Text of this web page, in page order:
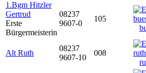
1.Bgm Hitzler
Gertrud
Erste
Bürgermeisterin
08237
9607-0
105
Alt Ruth
08237
9607-10
008